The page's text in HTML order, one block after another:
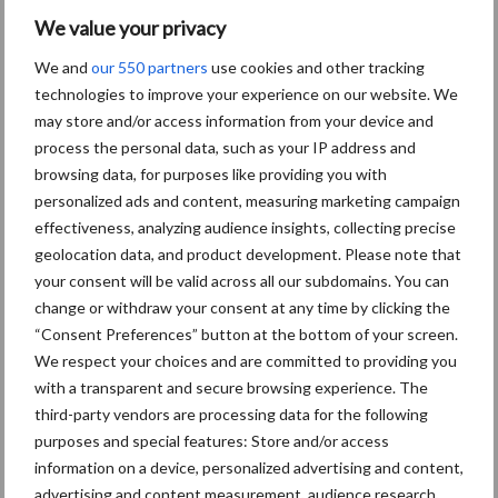
We value your privacy
We and our 550 partners use cookies and other tracking
technologies to improve your experience on our website. We
may store and/or access information from your device and
process the personal data, such as your IP address and
browsing data, for purposes like providing you with
personalized ads and content, measuring marketing campaign
effectiveness, analyzing audience insights, collecting precise
geolocation data, and product development. Please note that
your consent will be valid across all our subdomains. You can
change or withdraw your consent at any time by clicking the
“Consent Preferences” button at the bottom of your screen.
We respect your choices and are committed to providing you
with a transparent and secure browsing experience. The
third-party vendors are processing data for the following
purposes and special features: Store and/or access
information on a device, personalized advertising and content,
advertising and content measurement, audience research,
Toon meer
Zoeken...
Zoek